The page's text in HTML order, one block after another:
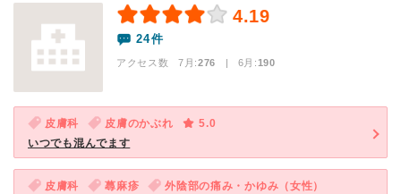
4.19
24件
アクセス数 7月:276 | 6月:190
皮膚科 皮膚のかぶれ
5.0
いつでも混んでます
皮膚科 蕁麻疹
外陰部の痛み・かゆみ（女性）